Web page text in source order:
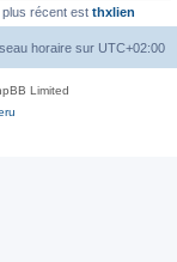
plus récent est thxlien
horaire sur UTC+02:00
Limited